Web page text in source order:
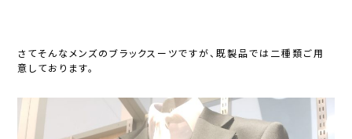
さてそんなメンズのブラックスーツですが、既製品では二種類ご用
意しております。